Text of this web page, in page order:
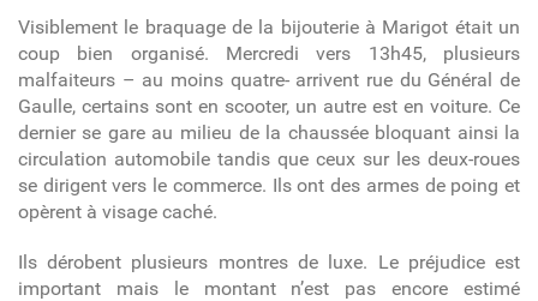
Visiblement le braquage de la bijouterie à Marigot était un
coup bien organisé. Mercredi vers 13h45, plusieurs
malfaiteurs – au moins quatre- arrivent rue du Général de
Gaulle, certains sont en scooter, un autre est en voiture. Ce
dernier se gare au milieu de la chaussée bloquant ainsi la
circulation automobile tandis que ceux sur les deux-roues
se dirigent vers le commerce. Ils ont des armes de poing et
opèrent à visage caché.
Ils dérobent plusieurs montres de luxe. Le préjudice est
important mais le montant n’est pas encore estimé